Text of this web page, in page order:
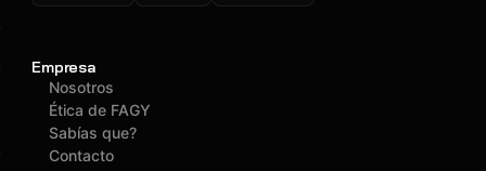
Empresa
Nosotros
Ética de FAGY
Sabías que?
Contacto